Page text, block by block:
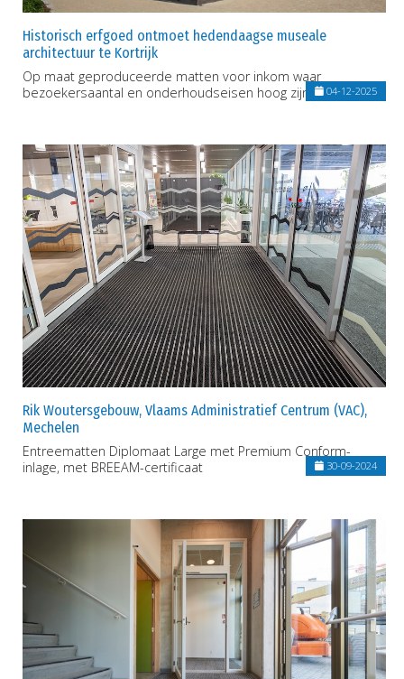
Historisch erfgoed ontmoet hedendaagse museale
architectuur te Kortrijk
Op maat geproduceerde matten voor inkom waar
bezoekersaantal en onderhoudseisen hoog zijn
04-12-2025
Rik Woutersgebouw, Vlaams Administratief Centrum (VAC),
Mechelen
Entreematten Diplomaat Large met Premium Conform-
inlage, met BREEAM-certificaat
30-09-2024